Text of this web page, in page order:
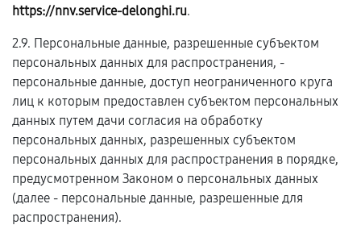
https://nnv.service-delonghi.ru.
2.9. Персональные данные, разрешенные субъектом
персональных данных для распространения, -
персональные данные, доступ неограниченного круга
лиц к которым предоставлен субъектом персональных
данных путем дачи согласия на обработку
персональных данных, разрешенных субъектом
персональных данных для распространения в порядке,
предусмотренном Законом о персональных данных
(далее - персональные данные, разрешенные для
распространения).